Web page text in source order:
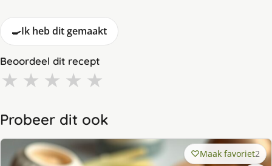
🍳Ik heb dit gemaakt
Beoordeel dit recept
★ ★ ★ ★ ★
Probeer dit ook
Maak favoriet2